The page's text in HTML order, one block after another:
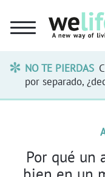
NO TE PIERDAS
por separado,
Por qué un